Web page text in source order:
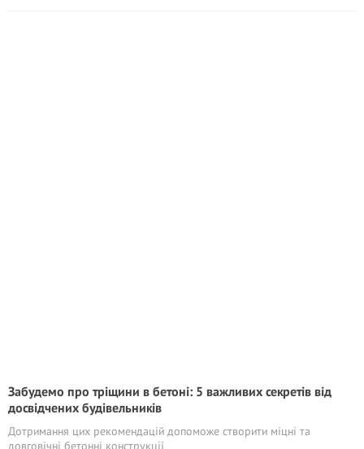
Забудемо про тріщини в бетоні: 5 важливих секретів від
досвідчених будівельників
Дотримання цих рекомендацій допоможе створити міцні та
довговічні бетонні конструкції